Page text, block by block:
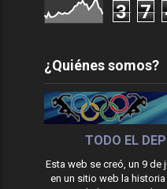
3 7
¿Quiénes somos?
TODO EL
Esta web se creó, un 9 de
en un sitio web la